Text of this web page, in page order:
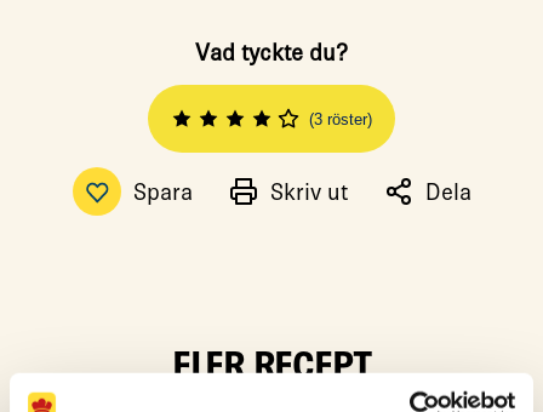
Vad tyckte du?
(3 röster)
Spara Skriv ut Dela
FLER RECEPT